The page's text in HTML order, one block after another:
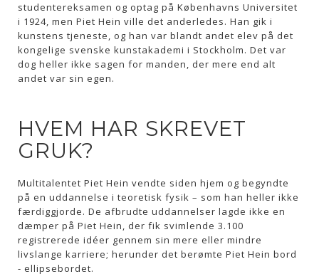
studentereksamen og optag på Københavns Universitet
i 1924, men Piet Hein ville det anderledes. Han gik i
kunstens tjeneste, og han var blandt andet elev på det
kongelige svenske kunstakademi i Stockholm. Det var
dog heller ikke sagen for manden, der mere end alt
andet var sin egen.
HVEM HAR SKREVET
GRUK?
Multitalentet Piet Hein vendte siden hjem og begyndte
på en uddannelse i teoretisk fysik – som han heller ikke
færdiggjorde. De afbrudte uddannelser lagde ikke en
dæmper på Piet Hein, der fik svimlende 3.100
registrerede idéer gennem sin mere eller mindre
livslange karriere; herunder det berømte Piet Hein bord
- ellipsebordet.